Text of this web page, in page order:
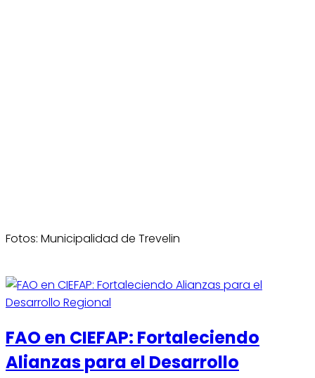
Fotos: Municipalidad de Trevelin
FAO en CIEFAP: Fortaleciendo
Alianzas para el Desarrollo